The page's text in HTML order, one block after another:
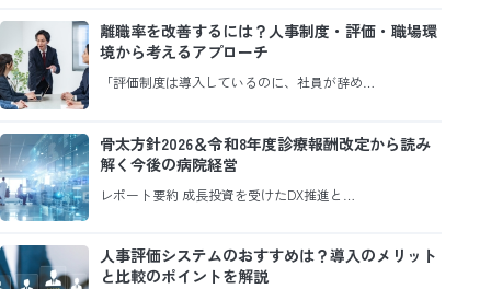
離職率を改善するには？人事制度・評価・職場環
境から考えるアプローチ
「評価制度は導入しているのに、社員が辞め…
骨太方針2026＆令和8年度診療報酬改定から読み
解く今後の病院経営
レポート要約 成長投資を受けたDX推進と…
人事評価システムのおすすめは？導入のメリット
と比較のポイントを解説